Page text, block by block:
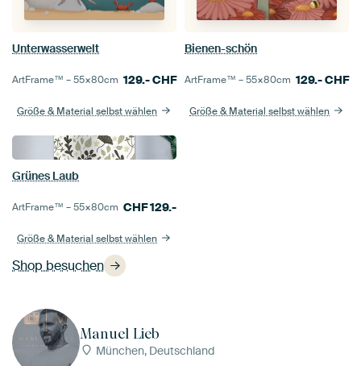
Shop besuchen
Unterwasserwelt
ArtFrame™ –55×80cm 129.-CHF
Größe & Material selbst wählen
Bienen-schön
ArtFrame™ –55×80cm 129.-CHF
Größe & Material selbst wählen
Grünes Laub
ArtFrame™ –55×80cm CHF129.-
Größe & Material selbst wählen
Manuel Lieb
München, Deutschland